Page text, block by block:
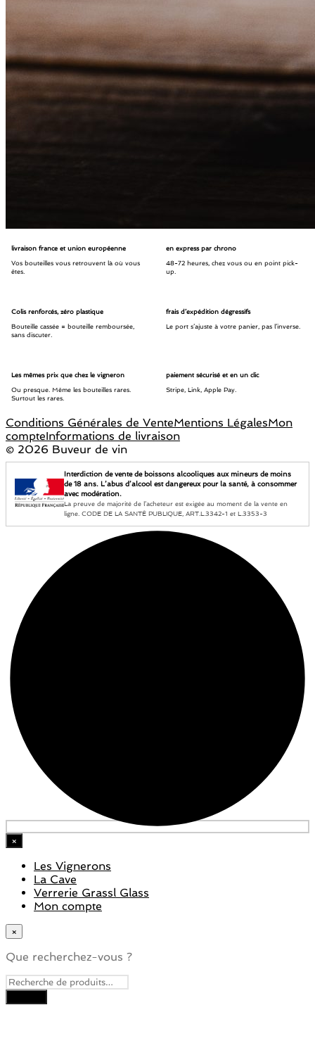
livraison france et union européenne
Vos bouteilles vous retrouvent là où vous
êtes.
en express par chrono
48-72 heures, chez vous ou en point pick-
up.
Colis renforcés, zéro plastique
Bouteille cassée = bouteille remboursée,
sans discuter.
frais d’expédition dégressifs
Le port s’ajuste à votre panier, pas l’inverse.
Les mêmes prix que chez le vigneron
Ou presque. Même les bouteilles rares.
Surtout les rares.
paiement sécurisé et en un clic
Stripe, Link, Apple Pay.
Conditions Générales de VenteMentions LégalesMon
compteInformations de livraison
© 2026 Buveur de vin
Interdiction de vente de boissons alcooliques aux mineurs de moins
de 18 ans. L’abus d’alcool est dangereux pour la santé, à consommer
avec modération.
La preuve de majorité de l’acheteur est exigée au moment de la vente en
ligne. CODE DE LA SANTÉ PUBLIQUE, ART.L.3342-1 et L.3353-3
×
Les Vignerons
La Cave
Verrerie Grassl Glass
Mon compte
×
Que recherchez-vous ?